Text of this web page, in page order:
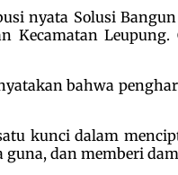
nyata Solusi
Kecamatan
bahwa
kunci dalam
dan memberi